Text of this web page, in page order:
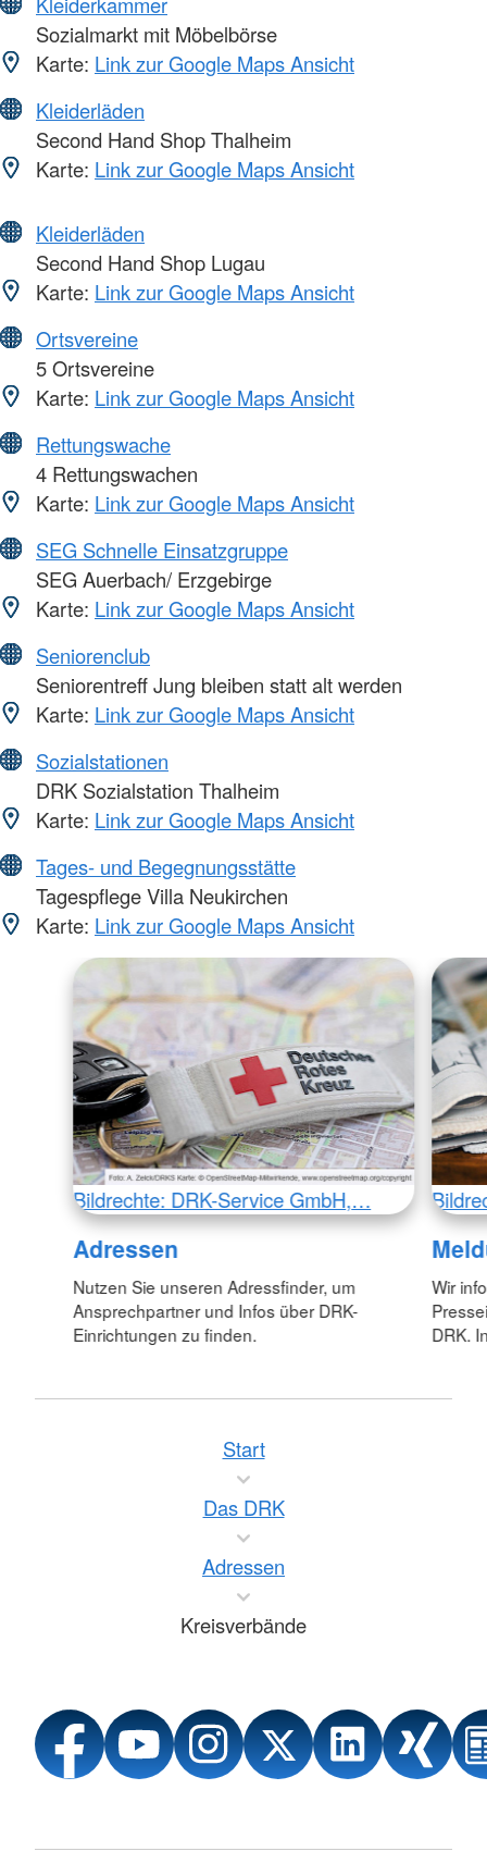
Sozialmarkt mit Möbelbörse
Karte: Link zur Google Maps Ansicht
Kleiderläden
Second Hand Shop Thalheim
Karte: Link zur Google Maps Ansicht
Kleiderläden
Second Hand Shop Lugau
Karte: Link zur Google Maps Ansicht
Ortsvereine
5 Ortsvereine
Karte: Link zur Google Maps Ansicht
Rettungswache
4 Rettungswachen
Karte: Link zur Google Maps Ansicht
SEG Schnelle Einsatzgruppe
SEG Auerbach/ Erzgebirge
Karte: Link zur Google Maps Ansicht
Seniorenclub
Seniorentreff Jung bleiben statt alt werden
Karte: Link zur Google Maps Ansicht
Sozialstationen
DRK Sozialstation Thalheim
Karte: Link zur Google Maps Ansicht
Tages- und Begegnungsstätte
Tagespflege Villa Neukirchen
Karte: Link zur Google Maps Ansicht
Bildrechte: DRK-Service GmbH,…
Adressen
Nutzen Sie unseren Adressfinder, um
Ansprechpartner und Infos über DRK-
Einrichtungen zu finden.
Wir
DRK.
Start
Das DRK
Adressen
Kreisverbände